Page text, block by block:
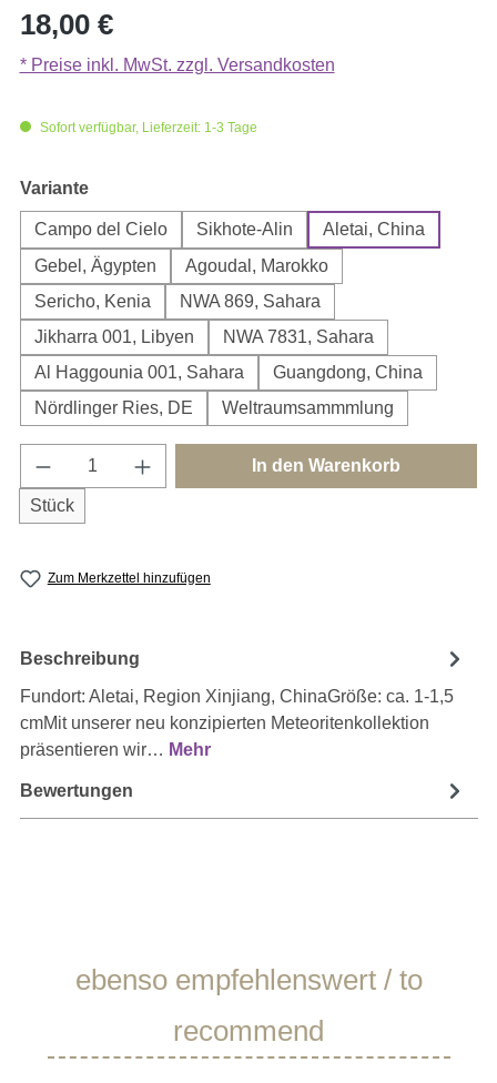
Regulärer Preis:
18,00 €
* Preise inkl. MwSt. zzgl. Versandkosten
Sofort verfügbar, Lieferzeit: 1-3 Tage
Varianteauswählen
Campo del Cielo Sikhote-Alin
Aletai, China
Gebel, Ägypten
Agoudal, Marokko
Sericho, Kenia
NWA 869, Sahara
Jikharra 001, Libyen
NWA 7831, Sahara
Al Haggounia 001, Sahara
Guangdong, China
Nördlinger Ries, DE
Weltraumsammmlung
Produkt Anzahl: Gib den gewünschten
Stück
In den Warenkorb
Zum Merkzettel hinzufügen
Beschreibung
Fundort: Aletai, Region Xinjiang, ChinaGröße: ca. 1-1,5
cmMit unserer neu konzipierten Meteoritenkollektion
präsentieren wir… Mehr
Bewertungen
Produktgalerie überspringen
ebenso empfehlenswert / to
recommend